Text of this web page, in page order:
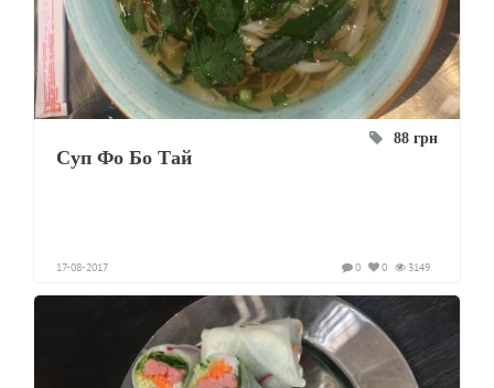
88 грн
Суп Фо Бо Тай
17-08-2017 3149
0
0